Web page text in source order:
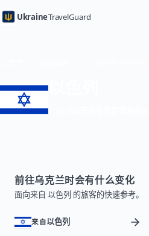
UkraineTravelGuard
前往乌克兰时会有什么变化
面向来自 以色列 的旅客的快速参考。
来自以色列